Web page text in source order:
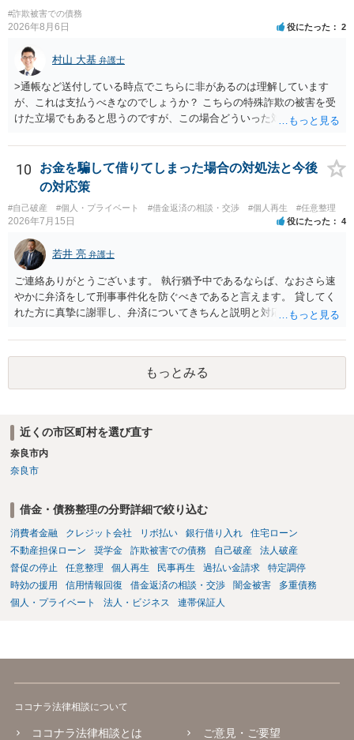
#詐欺被害での債務
2026年8月6日 役にたった 2
村山 大基 弁護士
>通帳など送付している時点でこちらに非があるのは理解しています
が、これは支払うべきなのでしょうか？ こちらの特殊詐欺の被害を受
けた立場でもあると思うのですが、この場合どういった対処が必要で
がいいとは思います。 そもそも、特殊詐欺関係なく旦那さんの行為
は法に触れる可能性もあります。 ＞100万を支払わず穏便に和解する
ことは可能でしょうか？ →一般的には難しいです。相談者さんも１０
たら、 できるだけ重い刑罰を与えて欲しい、と思われるのではない
でしょうか。 ＞弁護士さんに入ってもらうことで支払額が下がること
はありますか？ そこはあり得ます、ただ、弁護士費用かけるならその
分賠償に回すことも考えられるので、 兼ね合いは考えてみましょう。
10
お金を騙して借りてしまった場合の対処法と今後
の対応策
#自己破産 #個人・プライベート #借金返済の相談・交渉 #個人再生 #任意整理
2026年7月15日 役にたった 4
若井 亮 弁護士
ご連絡ありがとうございます。 執行猶予中であるならば、なおさら速
やかに弁済をして刑事事件化を防ぐべきであると言えます。 貸してく
れた方に真摯に謝罪し、弁済についてきちんと説明と対応を行ってい
もっとみる
近くの市区町村を選び直す
奈良市内
奈良市
借金・債務整理の分野詳細で絞り込む
消費者金融 クレジット会社 リボ払い 銀行借り入れ
住宅ローン
不動産担保ローン
奨学金 詐欺被害での債務 自己破産
法人破産
督促の停止
任意整理 個人再生 民事再生 過払い金請求
特定調停
時効の援用
信用情報回復 借金返済の相談・交渉 闇金被害
多重債務
個人・プライベート
法人・ビジネス 連帯保証人
ココナラ法律相談について
ココナラ法律相談とは ご意見・ご要望